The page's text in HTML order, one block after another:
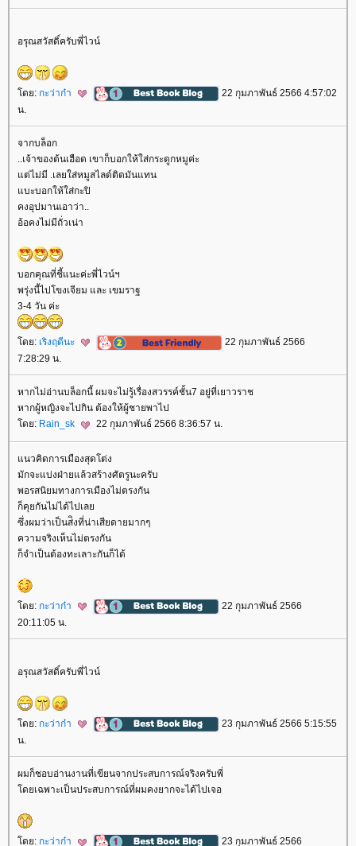
อรุณสวัสดิ์ครับพี่ไวน์
ดย: กะว่าก๋า
22 กุมภาพันธ์ 2566 4:57:02
น.
จากบล็อก
..เจ้าของต้นเฮือด เขาก็บอกให้ใส่กระดูกหมูค่ะ
ต่ไม่มี .เลยใส่หมูสไลด์ติดมันแทน
บะบอกให้ใส่กะปิ
คงอุปมานเอาว่า..
อ้อคงไม่มีถั่วเน่า
บอกคุณที่ชี้แนะค่ะพี่ไวน์ฯ
พรุ่งนี้ไปโขงเจียม และ เขมราฐ
3-4 วัน ค่ะ
ดย: เริงฤดีนะ
22 กุมภาพันธ์ 2566
7:28:29 น.
หากไม่อ่านบล็อกนี้ ผมจะไม่รู้เรื่องสวรรค์ชั้น7 อยู่ที่เยาวราช
หากผู้หญิงจะไปกิน ต้องให้ผู้ชายพาไป
ดย: Rain_sk 22 กุมภาพันธ์ 2566 8:36:57 น.
นวคิดการเมืองสุดโต่ง
มักจะแบ่งฝ่ายแล้วสร้างศัตรูนะครับ
พอรสนิยมทางการเมืองไม่ตรงกัน
ก็คุยกันไม่ได้ไปเล
ซึ่งผมว่าเป็นส่ิงที่น่าเสียดายมากๆ
ความจริงเห็นไม่ตรงกัน
ก็จำเป็นต้องทะเลาะกันก็ได้
ดย: กะว่าก๋า
22 กุมภาพันธ์ 2566
20:11:05 น.
อรุณสวัสดิ์ครับพี่ไวน์
ดย: กะว่าก๋า
23 กุมภาพันธ์ 2566 5:15:55
น.
ผมก็ชอบอ่านงานที่เขียนจากประสบการณ์จริงครับพี่
ดยเฉพาะเป็นประสบการณ์ที่ผมคงยากจะได้ไปเจอ
ดย: กะว่าก๋า 23 กุมภาพันธ์ 2566